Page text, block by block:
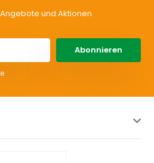
und Aktionen
Abonnieren